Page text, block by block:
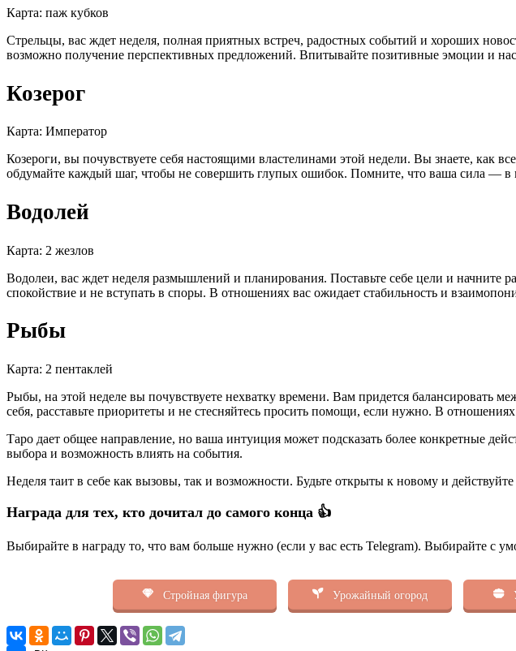
Карта: паж кубков
Стрельцы, вас ждет неделя, полная приятных встреч, радостных событий и хороших
возможно получение перспективных предложений. Впитывайте позитивные эмоции и
Козерог
Карта: Император
Козероги, вы почувствуете себя настоящими властелинами этой недели. Вы знаете, как
обдумайте каждый шаг, чтобы не совершить глупых ошибок. Помните, что ваша сила — в
Водолей
Карта: 2 жезлов
Водолеи, вас ждет неделя размышлений и планирования. Поставьте себе цели и начните
спокойствие и не вступать в споры. В отношениях вас ожидает стабильность и
Рыбы
Карта: 2 пентаклей
Рыбы, на этой неделе вы почувствуете нехватку времени. Вам придется балансировать
себя, расставьте приоритеты и не стесняйтесь просить помощи, если нужно. В
Таро дает общее направление, но ваша интуиция может подсказать более конкретные
выбора и возможность влиять на события.
Неделя таит в себе как вызовы, так и возможности. Будьте открыты к новому и
Награда для тех, кто дочитал до самого конца 👍
Выбирайте в награду то, что вам больше нужно (если у вас есть Telegram). Выбирайте с
Стройная фигура Урожайный огород